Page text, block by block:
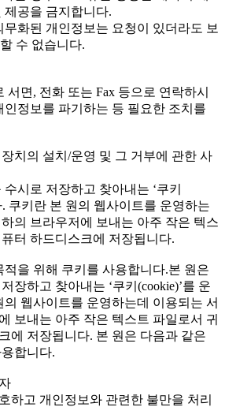
제공을 금지합니다.
화된 개인정보는 요청이 있더라도 보
수 없습니다.
면, 전화 또는 Fax 등으로 연락하시
인정보를 파기하는 등 필요한 조치를
치의 설치/운영 및 그 거부에 관한 사
시로 저장하고 찾아내는 ‘쿠키
. 쿠키란 본 원의 웹사이트를 운영하는
의 브라우저에 보내는 아주 작은 텍스
터 하드디스크에 저장됩니다.
적을 위해 쿠키를 사용합니다.본 원은
장하고 찾아내는 ‘쿠키(cookie)’를 운
웹사이트를 운영하는데 이용되는 서
보내는 아주 작은 텍스트 파일로서 귀
에 저장됩니다. 본 원은 다음과 같은
합니다.
하고 개인정보와 관련한 불만을 처리